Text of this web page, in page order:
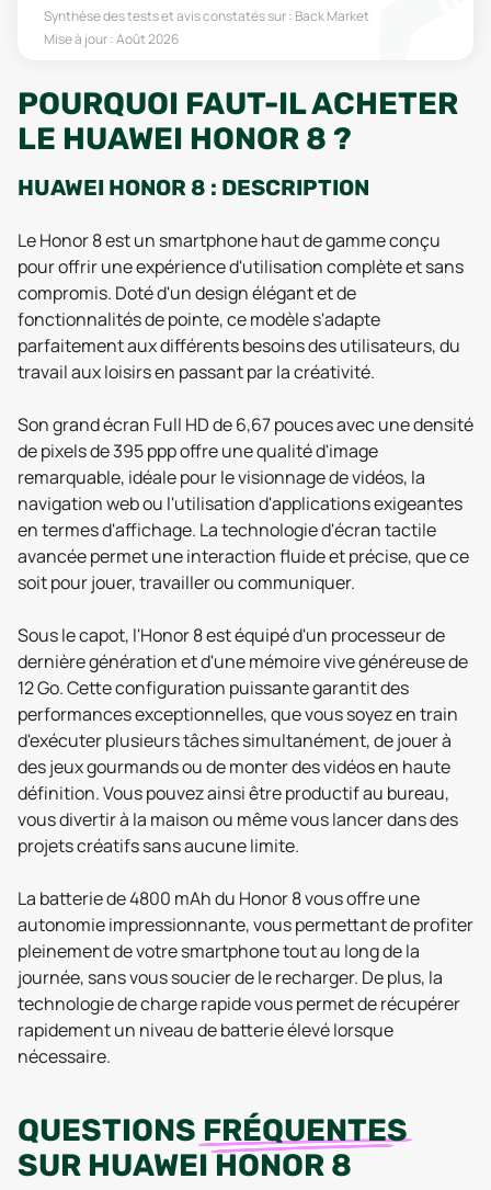
Synthèse des tests et avis constatés sur : Back Market
Mise à jour :Août 2026
POURQUOI FAUT-IL ACHETER
LE HUAWEI HONOR 8 ?
HUAWEI HONOR 8 : DESCRIPTION
Le Honor 8 est un smartphone haut de gamme conçu
pour offrir une expérience d'utilisation complète et sans
compromis. Doté d'un design élégant et de
fonctionnalités de pointe, ce modèle s'adapte
parfaitement aux différents besoins des utilisateurs, du
travail aux loisirs en passant par la créativité.
Son grand écran Full HD de 6,67 pouces avec une densité
de pixels de 395 ppp offre une qualité d'image
remarquable, idéale pour le visionnage de vidéos, la
navigation web ou l'utilisation d'applications exigeantes
en termes d'affichage. La technologie d'écran tactile
avancée permet une interaction fluide et précise, que ce
soit pour jouer, travailler ou communiquer.
Sous le capot, l'Honor 8 est équipé d'un processeur de
dernière génération et d'une mémoire vive généreuse de
12 Go. Cette configuration puissante garantit des
performances exceptionnelles, que vous soyez en train
d'exécuter plusieurs tâches simultanément, de jouer à
des jeux gourmands ou de monter des vidéos en haute
définition. Vous pouvez ainsi être productif au bureau,
vous divertir à la maison ou même vous lancer dans des
projets créatifs sans aucune limite.
La batterie de 4800 mAh du Honor 8 vous offre une
autonomie impressionnante, vous permettant de profiter
pleinement de votre smartphone tout au long de la
journée, sans vous soucier de le recharger. De plus, la
technologie de charge rapide vous permet de récupérer
rapidement un niveau de batterie élevé lorsque
nécessaire.
QUESTIONS FRÉQUENTES
SUR HUAWEI HONOR 8